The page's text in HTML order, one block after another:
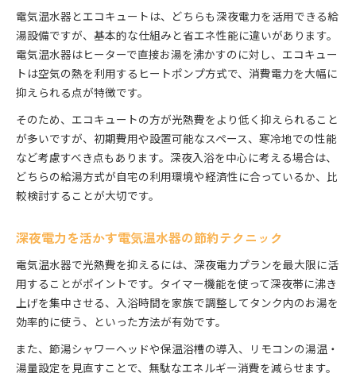
電気温水器とエコキュートは、どちらも深夜電力を活用できる給
湯設備ですが、基本的な仕組みと省エネ性能に違いがあります。
電気温水器はヒーターで直接お湯を沸かすのに対し、エコキュー
トは空気の熱を利用するヒートポンプ方式で、消費電力を大幅に
抑えられる点が特徴です。
そのため、エコキュートの方が光熱費をより低く抑えられること
が多いですが、初期費用や設置可能なスペース、寒冷地での性能
など考慮すべき点もあります。深夜入浴を中心に考える場合は、
どちらの給湯方式が自宅の利用環境や経済性に合っているか、比
較検討することが大切です。
深夜電力を活かす電気温水器の節約テクニック
電気温水器で光熱費を抑えるには、深夜電力プランを最大限に活
用することがポイントです。タイマー機能を使って深夜帯に沸き
上げを集中させる、入浴時間を家族で調整してタンク内のお湯を
効率的に使う、といった方法が有効です。
また、節湯シャワーヘッドや保温浴槽の導入、リモコンの湯温・
湯量設定を見直すことで、無駄なエネルギー消費を減らせます。